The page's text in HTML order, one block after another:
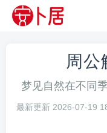
周公
梦见自然在不同
最新更新 2026-07-19